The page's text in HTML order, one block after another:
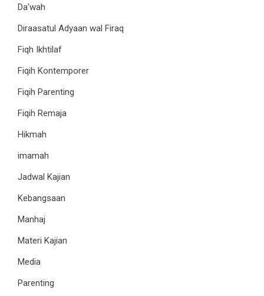
Da'wah
Diraasatul Adyaan wal Firaq
Fiqh Ikhtilaf
Fiqih Kontemporer
Fiqih Parenting
Fiqih Remaja
Hikmah
imamah
Jadwal Kajian
Kebangsaan
Manhaj
Materi Kajian
Media
Parenting